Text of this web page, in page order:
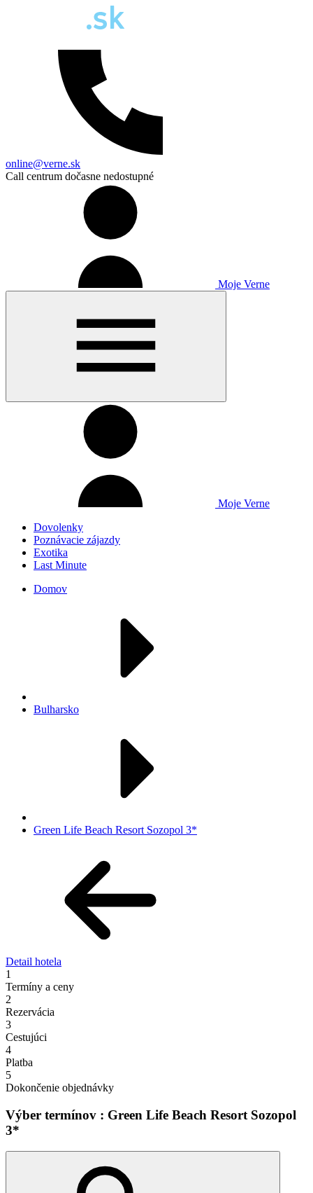
online@verne.sk
Call centrum dočasne nedostupné
Moje Verne
Moje Verne
Dovolenky
Poznávacie zájazdy
Exotika
Last Minute
Domov
Bulharsko
Green Life Beach Resort Sozopol 3*
Detail hotela
1
Termíny a ceny
2
Rezervácia
3
Cestujúci
4
Platba
5
Dokončenie objednávky
Výber termínov : Green Life Beach Resort Sozopol
3*